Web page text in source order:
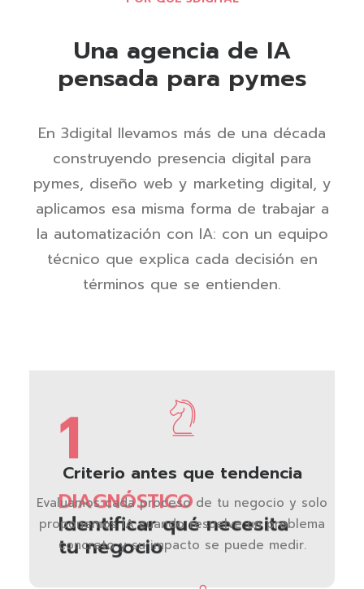
1
DIAGNÓSTICO
Identificar qué necesita
tu negocio
Una agencia de IA
pensada para pymes
En 3digital llevamos más de una década
construyendo presencia digital para
pymes, diseño web y marketing digital, y
aplicamos esa misma forma de trabajar a
la automatización con IA: con un equipo
técnico que explica cada decisión en
términos que se entienden.
Criterio antes que tendencia
Evaluamos cada proceso de tu negocio y solo
proponemos IA cuando resuelve un problema
concreto y su impacto se puede medir.